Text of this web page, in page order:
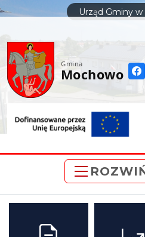
treści
Urząd Gminy
Gmina
Mochowo